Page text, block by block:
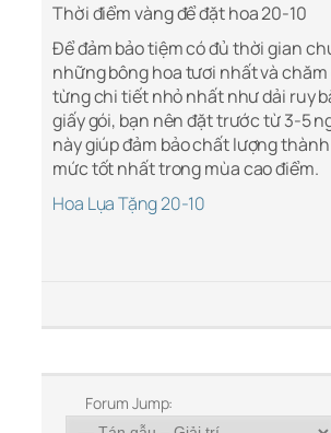
Thời điểm vàng để đặt hoa 20-10
Để đảm bảo tiệm có đủ thời gian
những bông hoa tươi nhất và
từng chi tiết nhỏ nhất như dải ruy
giấy gói, bạn nên đặt trước từ 3-5
này giúp đảm bảo chất lượng
mức tốt nhất trong mùa cao điểm.
Hoa Lụa Tặng 20-10
Forum Jump: